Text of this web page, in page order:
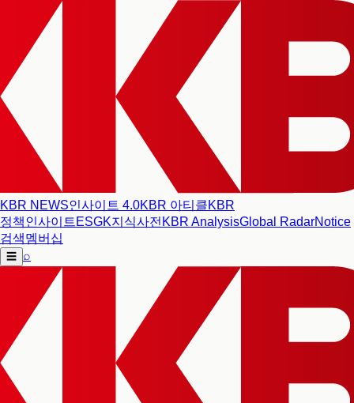
KBR NEWS인사이트 4.0KBR 아티클KBR
정책인사이트 ESGK지식사전 KBR AnalysisGlobal RadarNotice
검색멤버십
☰ ⌕